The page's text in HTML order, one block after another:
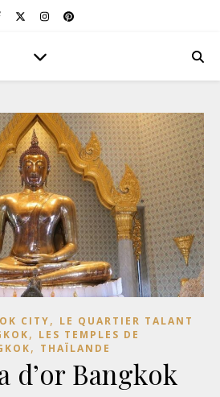
CITY, LE QUARTIER TALANT
, LES TEMPLES DE
, THAÏLANDE
d’or Bangkok